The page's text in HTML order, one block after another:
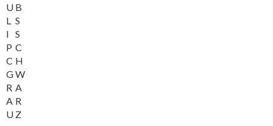
U
L
I
P
C
G
R
A
U
B
S
S
C
H
W
A
R
Z